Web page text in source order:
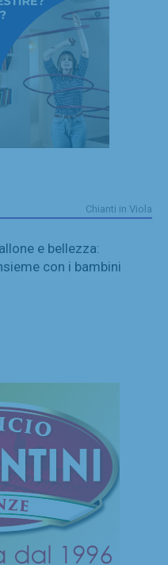
Chianti in Viola
e bellezza:
con i bambini